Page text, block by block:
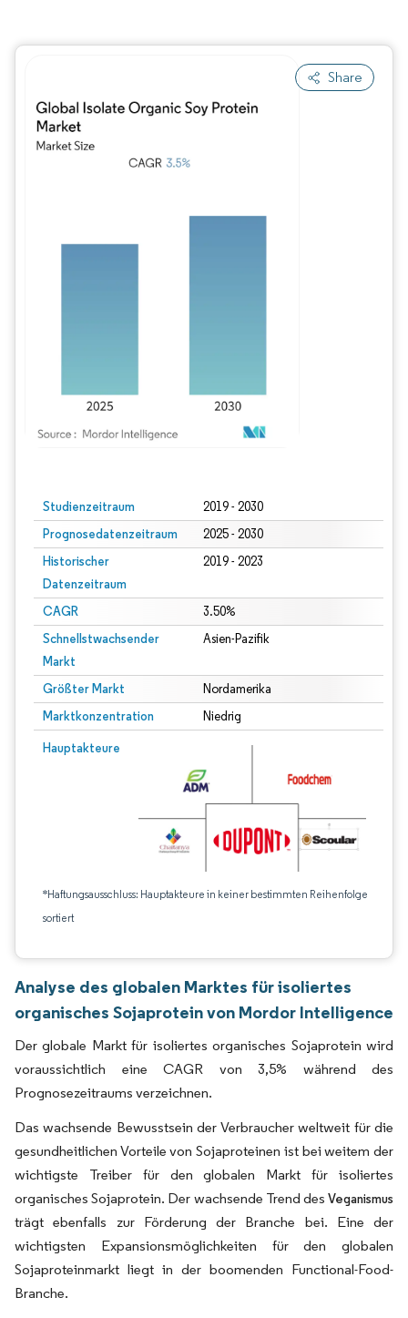
Share
Studienzeitraum 2019 - 2030
Prognosedatenzeitraum 2025 - 2030
Historischer
Datenzeitraum
2019 - 2023
CAGR 3.50%
Schnellstwachsender
Markt
Asien-Pazifik
Größter Markt Nordamerika
Marktkonzentration Niedrig
Hauptakteure
*Haftungsausschluss: Hauptakteure in keiner bestimmten Reihenfolge
sortiert
Analyse des globalen Marktes für isoliertes
organisches Sojaprotein von Mordor Intelligence
Der globale Markt für isoliertes organisches Sojaprotein wird
voraussichtlich eine CAGR von 3,5% während des
Prognosezeitraums verzeichnen.
Das wachsende Bewusstsein der Verbraucher weltweit für die
gesundheitlichen Vorteile von Sojaproteinen ist bei weitem der
wichtigste Treiber für den globalen Markt für isoliertes
organisches Sojaprotein. Der wachsende Trend des Veganismus
trägt ebenfalls zur Förderung der Branche bei. Eine der
wichtigsten Expansionsmöglichkeiten für den globalen
Sojaproteinmarkt liegt in der boomenden Functional-Food-
Branche.